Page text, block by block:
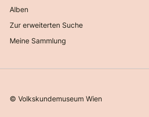
Alben
Zur erweiterten Suche
Meine Sammlung
©Volkskundemuseum Wien